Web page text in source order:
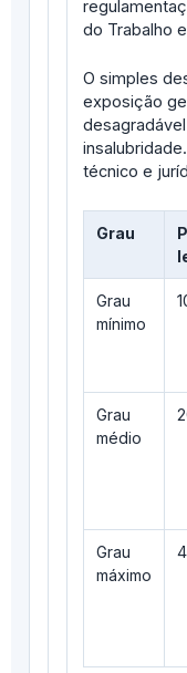
do Trabalho
O simples
exposição
técnico e
Grau
Grau
mínimo
Grau
médio
Grau
máximo